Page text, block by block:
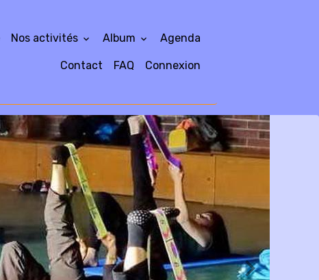
Nos activités Album Agenda
Contact FAQ Connexion